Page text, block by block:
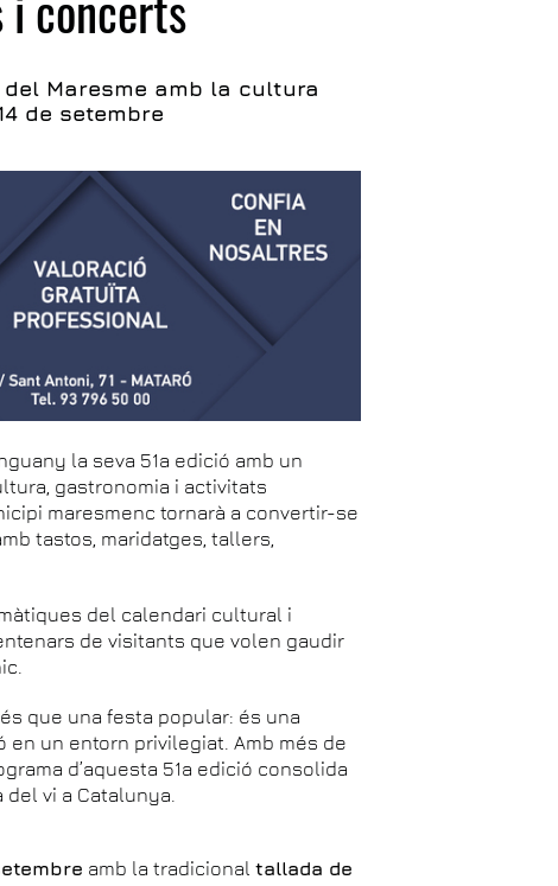
Maresme amb la cultura
de setembre
la seva 51a edició amb un
gastronomia i activitats
maresmenc tornarà a convertir-se
tastos, maridatges, tallers,
del calendari cultural i
de visitants que volen gaudir
que una festa popular: és una
un entorn privilegiat. Amb més de
d’aquesta 51a edició consolida
vi a Catalunya.
amb la tradicionaltallada de